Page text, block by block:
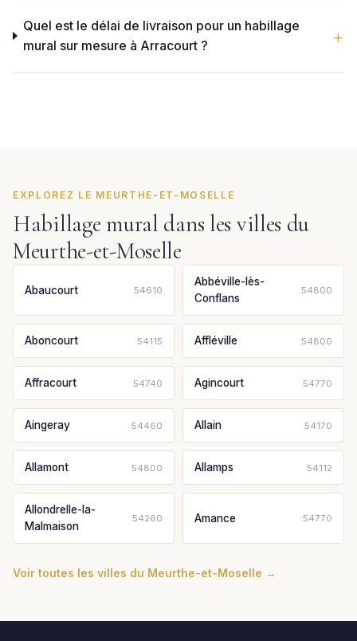
Quel est le délai de livraison pour un habillage
mural sur mesure à Arracourt ?
EXPLOREZ LE MEURTHE-ET-MOSELLE
Habillage mural dans les villes du
Meurthe-et-Moselle
Abaucourt 54610
Abbéville-lès-
Conflans
54800
Aboncourt 54115 Affléville 54800
Affracourt 54740 Agincourt 54770
Aingeray 54460 Allain 54170
Allamont 54800 Allamps 54112
Allondrelle-la-
Malmaison
54260 Amance 54770
Voir toutes les villes du Meurthe-et-Moselle →